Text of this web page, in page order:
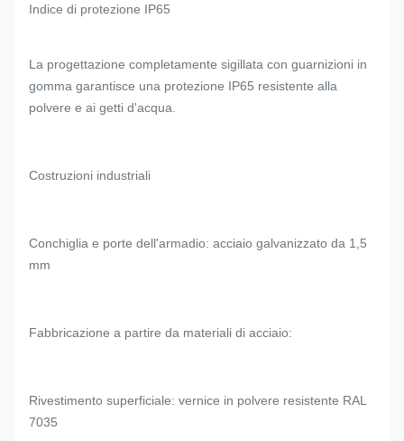
Indice di protezione IP65
La progettazione completamente sigillata con guarnizioni in
gomma garantisce una protezione IP65 resistente alla
polvere e ai getti d'acqua.
Costruzioni industriali
Conchiglia e porte dell'armadio: acciaio galvanizzato da 1,5
mm
Fabbricazione a partire da materiali di acciaio:
Rivestimento superficiale: vernice in polvere resistente RAL
7035